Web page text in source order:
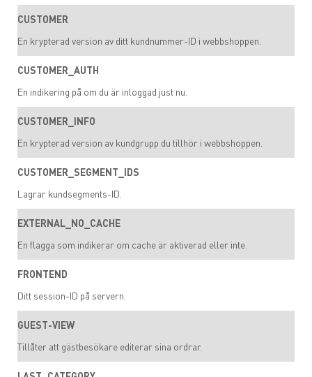
CUSTOMER
En krypterad version av ditt kundnummer-ID i webbshoppen.
CUSTOMER_AUTH
En indikering på om du är inloggad just nu.
CUSTOMER_INFO
En krypterad version av kundgrupp du tillhör i webbshoppen.
CUSTOMER_SEGMENT_IDS
Lagrar kundsegments-ID.
EXTERNAL_NO_CACHE
En flagga som indikerar om cache är aktiverad eller inte.
FRONTEND
Ditt session-ID på servern.
GUEST-VIEW
Tillåter att gästbesökare editerar sina ordrar.